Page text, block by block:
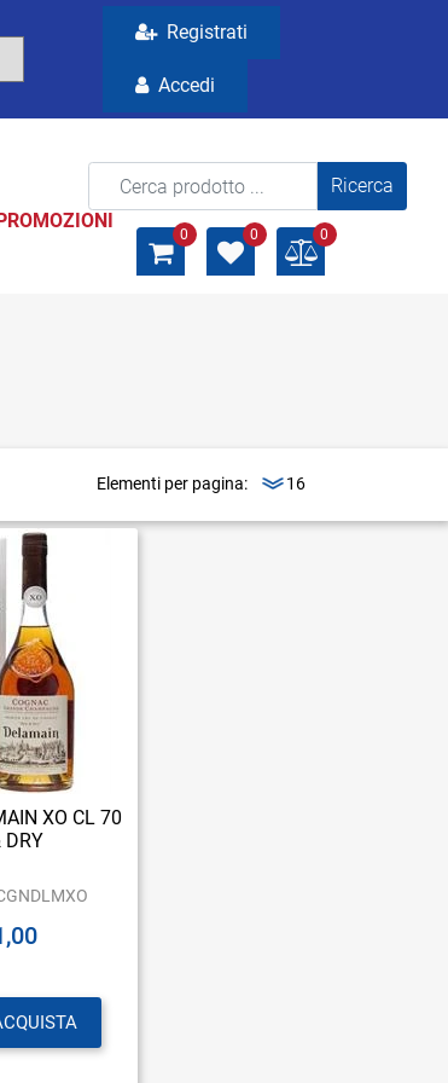
Registrati
Accedi
La modifica di un filtro aggiorna
0 0 0
Elementi per pagina:
XO CL 70
DRY